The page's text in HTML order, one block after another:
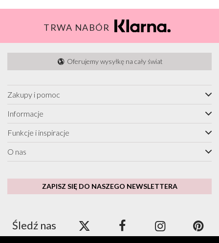
TRWA NABÓR
Oferujemy wysyłkę na cały świat
Zakupy i pomoc
Informacje
Funkcje i inspiracje
O nas
ZAPISZ SIĘ DO NASZEGO NEWSLETTERA
Śledź nas